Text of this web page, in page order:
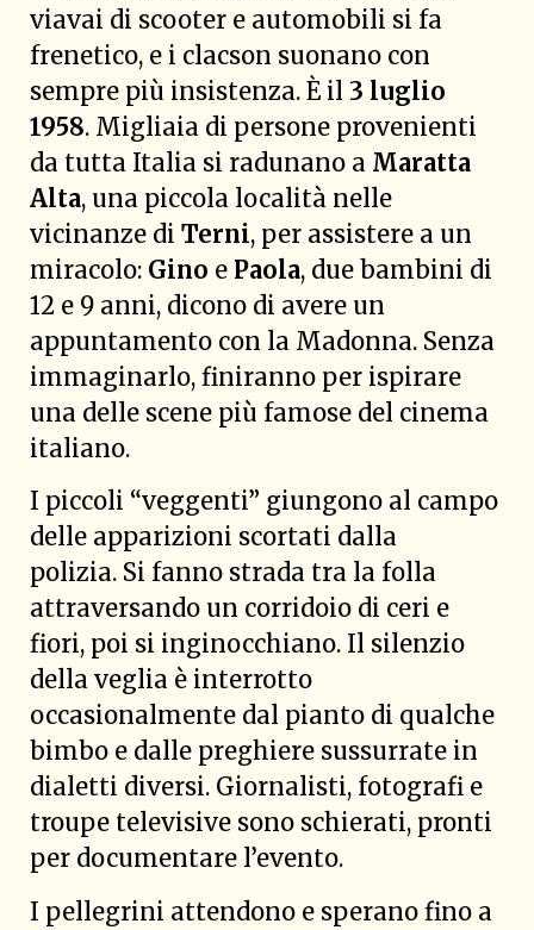
viavai di scooter e automobili si fa
frenetico, e i clacson suonano con
sempre più insistenza. È il 3 luglio
1958. Migliaia di persone provenienti
da tutta Italia si radunano a Maratta
Alta, una piccola località nelle
vicinanze di Terni, per assistere a un
miracolo: Gino e Paola, due bambini di
12 e 9 anni, dicono di avere un
appuntamento con la Madonna. Senza
immaginarlo, finiranno per ispirare
una delle scene più famose del cinema
italiano.
I piccoli “veggenti” giungono al campo
delle apparizioni scortati dalla
polizia. Si fanno strada tra la folla
attraversando un corridoio di ceri e
fiori, poi si inginocchiano. Il silenzio
della veglia è interrotto
occasionalmente dal pianto di qualche
bimbo e dalle preghiere sussurrate in
dialetti diversi. Giornalisti, fotografi e
troupe televisive sono schierati, pronti
per documentare l’evento.
I pellegrini attendono e sperano fino a